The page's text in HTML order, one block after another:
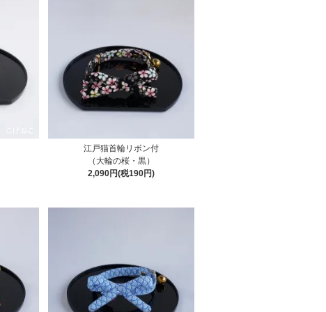
江戸猫首輪リボン付
（大輪の桜・黒）
2,090円(税190円)